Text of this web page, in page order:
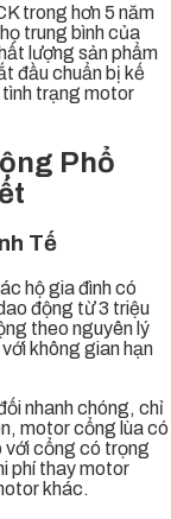
trong hơn 5 năm
trung bình của
lượng sản phẩm
đầu chuẩn bị kế
trạng motor
Phổ
Tế
hộ gia đình có
động từ 3 triệu
theo nguyên lý
không gian hạn
nhanh chóng, chỉ
motor cổng lùa có
với cổng có trọng
phí thay motor
khác.